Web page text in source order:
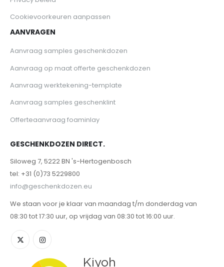
Cookievoorkeuren aanpassen
AANVRAGEN
Aanvraag samples geschenkdozen
Aanvraag op maat offerte geschenkdozen
Aanvraag werktekening-template
Aanvraag samples geschenklint
Offerteaanvraag foaminlay
GESCHENKDOZEN DIRECT.
Siloweg 7, 5222 BN 's-Hertogenbosch
tel: +31 (0)73 5229800
info@geschenkdozen.eu
We staan voor je klaar van maandag t/m donderdag van
08:30 tot 17:30 uur, op vrijdag van 08:30 tot 16:00 uur.